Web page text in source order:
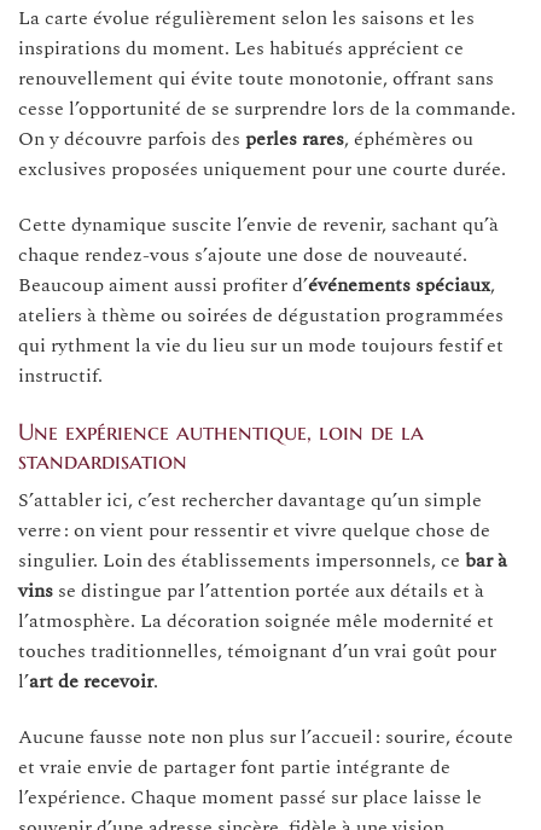
La carte évolue régulièrement selon les saisons et les
inspirations du moment. Les habitués apprécient ce
renouvellement qui évite toute monotonie, offrant sans
cesse l’opportunité de se surprendre lors de la commande.
On y découvre parfois des perles rares, éphémères ou
exclusives proposées uniquement pour une courte durée.
Cette dynamique suscite l’envie de revenir, sachant qu’à
chaque rendez-vous s’ajoute une dose de nouveauté.
Beaucoup aiment aussi profiter d’événements spéciaux,
ateliers à thème ou soirées de dégustation programmées
qui rythment la vie du lieu sur un mode toujours festif et
instructif.
Une expérience authentique, loin de la
standardisation
S’attabler ici, c’est rechercher davantage qu’un simple
verre : on vient pour ressentir et vivre quelque chose de
singulier. Loin des établissements impersonnels, ce bar à
vins se distingue par l’attention portée aux détails et à
l’atmosphère. La décoration soignée mêle modernité et
touches traditionnelles, témoignant d’un vrai goût pour
l’art de recevoir.
Aucune fausse note non plus sur l’accueil : sourire, écoute
et vraie envie de partager font partie intégrante de
l’expérience. Chaque moment passé sur place laisse le